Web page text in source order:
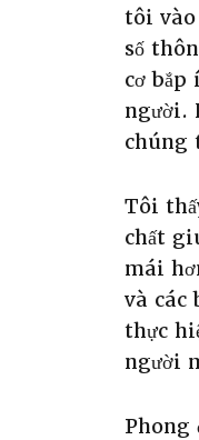
tôi vào
số
cơ
người.
chúng
Tôi
chất
mái
và các
thực
người
Phong